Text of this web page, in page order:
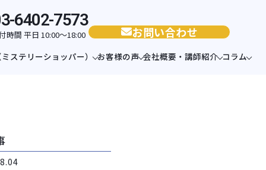
6402-7573
時間 平日 10:00〜18:00 お問い合わせ
ステリーショッパー） お客様の声 会社概要・講師紹介 コラム